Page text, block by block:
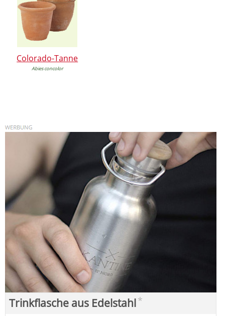
Colorado-Tanne
Abies concolor
Trinkflasche aus Edelstahl*